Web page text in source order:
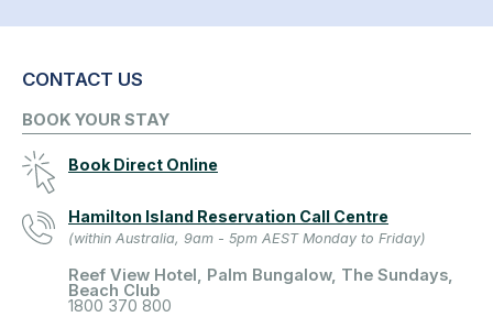
CONTACT US
BOOK YOUR STAY
Book Direct Online
Hamilton Island Reservation Call Centre
(within Australia, 9am - 5pm AEST Monday to Friday)
Reef View Hotel, Palm Bungalow, The Sundays,
Beach Club
1800 370 800